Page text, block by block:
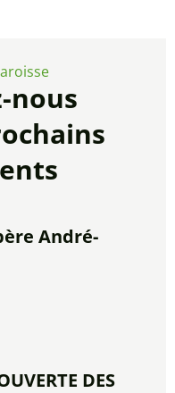
nous
André-
DES